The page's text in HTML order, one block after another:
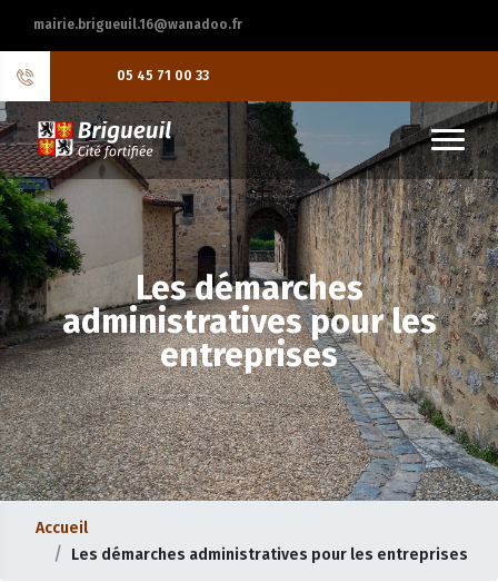
mairie.brigueuil.16@wanadoo.fr
05 45 71 00 33
Les démarches
administratives pour les
entreprises
Accueil
Les démarches administratives pour les entreprises